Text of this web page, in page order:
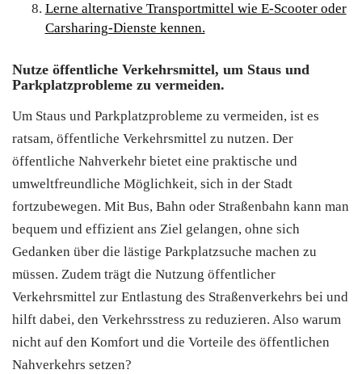
Lerne alternative Transportmittel wie E-Scooter oder
Carsharing-Dienste kennen.
Nutze öffentliche Verkehrsmittel, um Staus und
Parkplatzprobleme zu vermeiden.
Um Staus und Parkplatzprobleme zu vermeiden, ist es
ratsam, öffentliche Verkehrsmittel zu nutzen. Der
öffentliche Nahverkehr bietet eine praktische und
umweltfreundliche Möglichkeit, sich in der Stadt
fortzubewegen. Mit Bus, Bahn oder Straßenbahn kann man
bequem und effizient ans Ziel gelangen, ohne sich
Gedanken über die lästige Parkplatzsuche machen zu
müssen. Zudem trägt die Nutzung öffentlicher
Verkehrsmittel zur Entlastung des Straßenverkehrs bei und
hilft dabei, den Verkehrsstress zu reduzieren. Also warum
nicht auf den Komfort und die Vorteile des öffentlichen
Nahverkehrs setzen?